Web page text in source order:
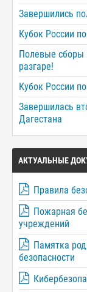
Завершились
Кубок России
Полевые сборы
разгаре!
Кубок России
Завершилась
Дагестана
АКТУАЛЬНЫЕ
Правила
Пожарная
учреждений
Памятка
безопасности